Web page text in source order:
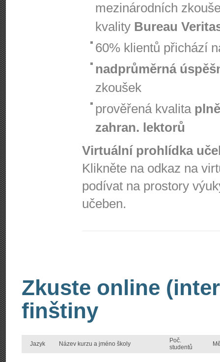
mezinárodních
kvality Bureau
60% klientů přichází
nadprůměrná
zkoušek
prověřená kvalita
zahran. lektorů
Virtuální prohlídka
Klikněte na odkaz na
podívat na prostory
učeben.
Zkuste online
finštiny
Jazyk Název kurzu a jméno školy
Poč.
studentů